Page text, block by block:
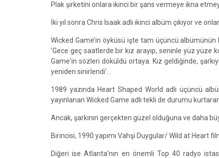
Plak şirketini onlara ikinci bir şans vermeye ikna
İki yıl sonra Chris Isaak adlı ikinci albüm çıkıyor ve
Wicked Game’in öyküsü işte tam üçüncü albümünün
‘Gece geç saatlerde bir kız arayıp, seninle yüz yüze
Game'in sözleri döküldü ortaya. Kız geldiğinde,
yeniden sinirlendi’…
1989 yazında Heart Shaped World adlı üçüncü
yayınlanan Wicked Game adlı tekli de durumu
Ancak, şarkının gerçekten güzel olduğuna ve daha
Birincisi, 1990 yapımı Vahşi Duygular/ Wild at Heart
Diğeri ise Atlanta'nın en önemli Top 40 radyo